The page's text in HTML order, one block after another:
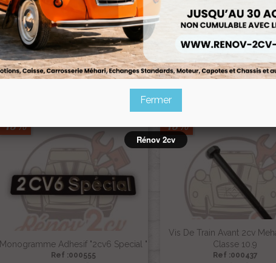
Tube De Graisse Multiservice 225gr
Pour Roulement 2cv Méhari Dyane
Acadiane Ami 8
Ref :000914
7,80 €
Prix public :6,63 €
6,63 €
Aperçu rapide
Garniture Siege Skai Noir
Ref :000869
Prix public :53,55
Aperçu rapide
Monogramme Adhesif "2cv6 Special "
Ref :000555
-15%
Vis De Train Avant 2cv
Classe 10.9
Ref :000437
-15%
Fermer
Rénov 2cv